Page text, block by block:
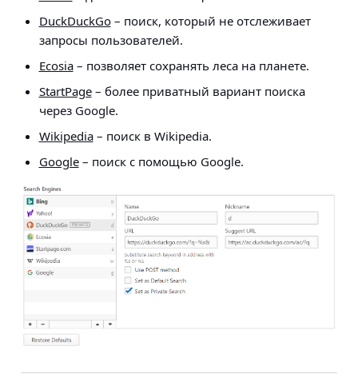
DuckDuckGo– поиск, который не отслеживает
запросы пользователей.
Ecosia– позволяет сохранять леса на планете.
StartPage– более приватный вариант поиска
через Google.
Wikipedia– поиск в Wikipedia.
Google– поиск с помощью Google.